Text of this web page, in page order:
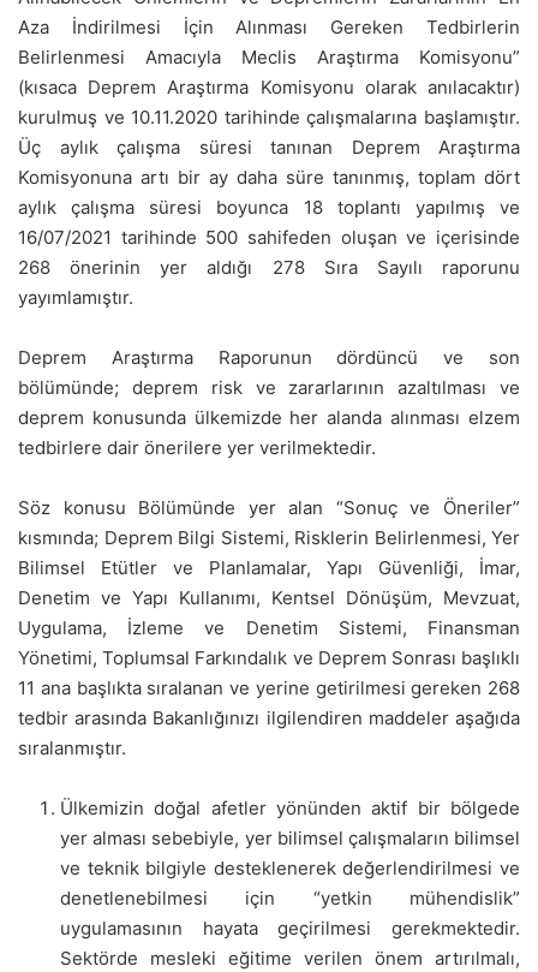
Aza İndirilmesi İçin Alınması Gereken Tedbirlerin
Belirlenmesi Amacıyla Meclis Araştırma Komisyonu”
(kısaca Deprem Araştırma Komisyonu olarak anılacaktır)
kurulmuş ve 10.11.2020 tarihinde çalışmalarına başlamıştır.
Üç aylık çalışma süresi tanınan Deprem Araştırma
Komisyonuna artı bir ay daha süre tanınmış, toplam dört
aylık çalışma süresi boyunca 18 toplantı yapılmış ve
16/07/2021 tarihinde 500 sahifeden oluşan ve içerisinde
268 önerinin yer aldığı 278 Sıra Sayılı raporunu
yayımlamıştır.
Deprem Araştırma Raporunun dördüncü ve son
bölümünde; deprem risk ve zararlarının azaltılması ve
deprem konusunda ülkemizde her alanda alınması elzem
tedbirlere dair önerilere yer verilmektedir.
Söz konusu Bölümünde yer alan “Sonuç ve Öneriler”
kısmında; Deprem Bilgi Sistemi, Risklerin Belirlenmesi, Yer
Bilimsel Etütler ve Planlamalar, Yapı Güvenliği, İmar,
Denetim ve Yapı Kullanımı, Kentsel Dönüşüm, Mevzuat,
Uygulama, İzleme ve Denetim Sistemi, Finansman
Yönetimi, Toplumsal Farkındalık ve Deprem Sonrası başlıklı
11 ana başlıkta sıralanan ve yerine getirilmesi gereken 268
tedbir arasında Bakanlığınızı ilgilendiren maddeler aşağıda
sıralanmıştır.
Ülkemizin doğal afetler yönünden aktif bir bölgede
yer alması sebebiyle, yer bilimsel çalışmaların bilimsel
ve teknik bilgiyle desteklenerek değerlendirilmesi ve
denetlenebilmesi için “yetkin mühendislik”
uygulamasının hayata geçirilmesi gerekmektedir.
Sektörde mesleki eğitime verilen önem artırılmalı,